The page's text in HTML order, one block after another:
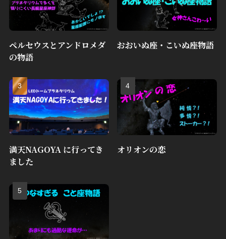
ペルセウスとアンドロメダ
の物語
おおいぬ座・こいぬ座物語
満天NAGOYA に行ってき
ました
オリオンの恋